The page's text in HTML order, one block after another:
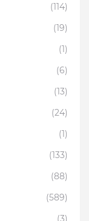
(114)
(19)
(1)
(6)
(13)
(24)
(1)
(133)
(88)
(589)
(3)